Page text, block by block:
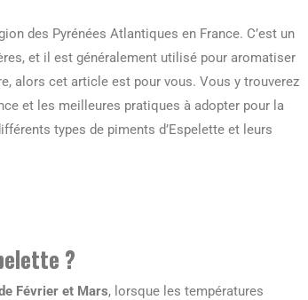
des Pyrénées Atlantiques en France. C’est un
et il est généralement utilisé pour aromatiser
alors cet article est pour vous. Vous y trouverez
et les meilleures pratiques à adopter pour la
types de piments d’Espelette et leurs
?
Février et Mars, lorsque les températures